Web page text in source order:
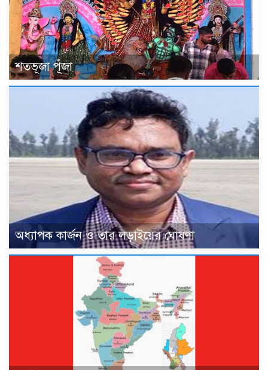
শতভূজা পূঁজা
অধ্যাপক কার্জন ও তার লড়াইয়ের ঘোষণা